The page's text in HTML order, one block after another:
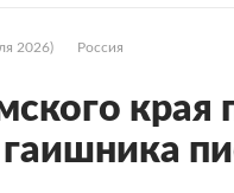
2026) Россия
края